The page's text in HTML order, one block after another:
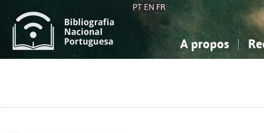
PT EN FR
A propos